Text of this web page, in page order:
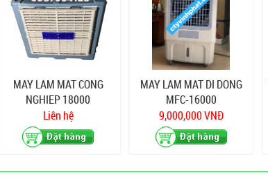
MAY LAM MAT CONG
NGHIEP 18000
Liên hệ
MAY LAM MAT DI DONG
MFC-16000
9,000,000 VNĐ